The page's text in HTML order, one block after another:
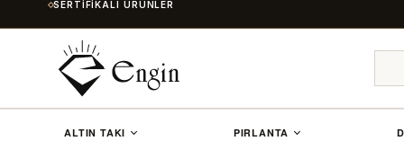
SERTIFIKALI ÜRÜNLER
ALTIN TAKI PIRLANTA